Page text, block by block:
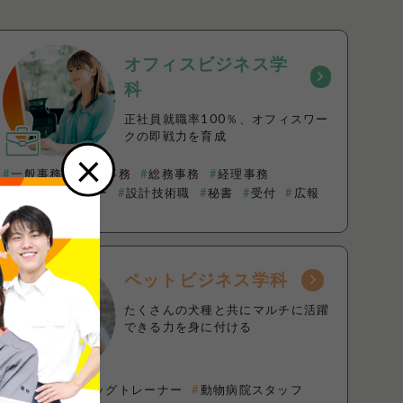
×
オフィスビジネス学
科
正社員就職率100％、オフィスワー
クの即戦力を育成
一般事務 営業事務 総務事務
経理事務
OAオペレーター
設計技術職 秘書 受付 広報
ペットビジネス学科
たくさんの犬種と共にマルチに活躍
できる力を身に付ける
トリマー ドッグトレーナー
動物病院スタッフ